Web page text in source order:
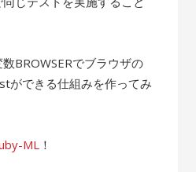
BROWSERでブラウザの
ができる仕組みを作ってみ
ML ！